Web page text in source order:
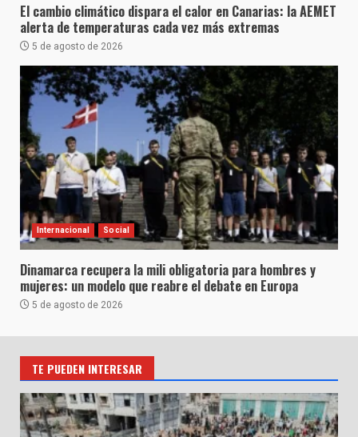
El cambio climático dispara el calor en Canarias: la AEMET
alerta de temperaturas cada vez más extremas
5 de agosto de 2026
Internacional Social
Dinamarca recupera la mili obligatoria para hombres y
mujeres: un modelo que reabre el debate en Europa
5 de agosto de 2026
TE PUEDEN INTERESAR